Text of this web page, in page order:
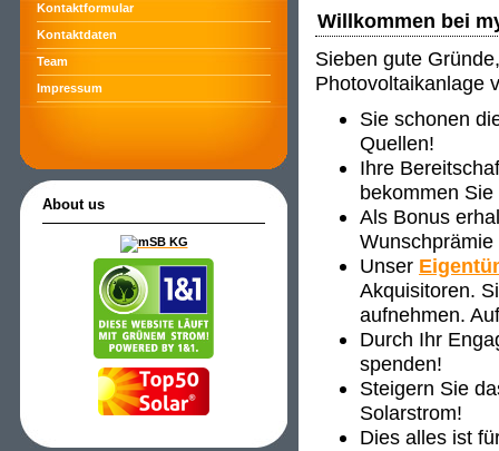
Kontaktformular
Kontaktdaten
Team
Impressum
About us
Willkommen bei
Sieben gute
Photovoltaikanlage
Sie schonen
Quellen!
Ihre
bekommen
Als Bonus
Unser
Akquisitoren.
aufnehmen.
Durch Ihr
spenden!
Steigern Sie
Solarstrom!
Dies alles ist